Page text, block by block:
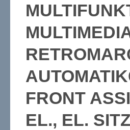
FRONT
EL., EL.